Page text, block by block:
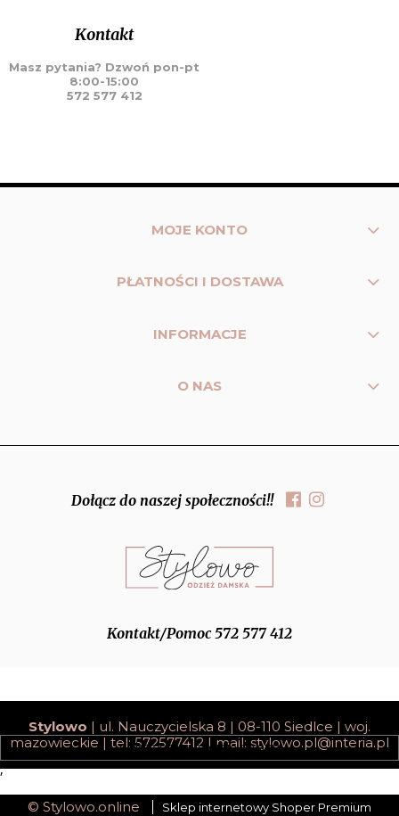
Kontakt
Masz pytania? Dzwoń pon-pt
8:00-15:00
572 577 412
MOJE KONTO
PŁATNOŚCI I DOSTAWA
INFORMACJE
O NAS
Dołącz do naszej społeczności!!
Kontakt/Pomoc 572 577 412
Stylowo | ul. Nauczycielska 8 | 08-110 Siedlce | woj.
mazowieckie | tel: 572577412 | mail: stylowo.pl@interia.pl
pokaż pełną wersję strony
;
© Stylowo.online Sklep internetowy Shoper Premium